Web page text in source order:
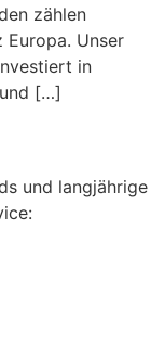
zählen
Europa. Unser
in
[…]
und langjährige